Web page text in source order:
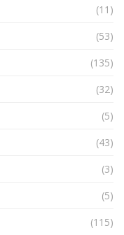
(11)
(53)
(135)
(32)
(5)
(43)
(3)
(5)
(115)